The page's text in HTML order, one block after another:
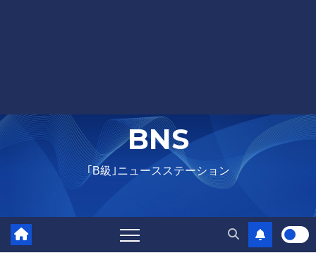
BNS
｢B級｣ニュースステーション